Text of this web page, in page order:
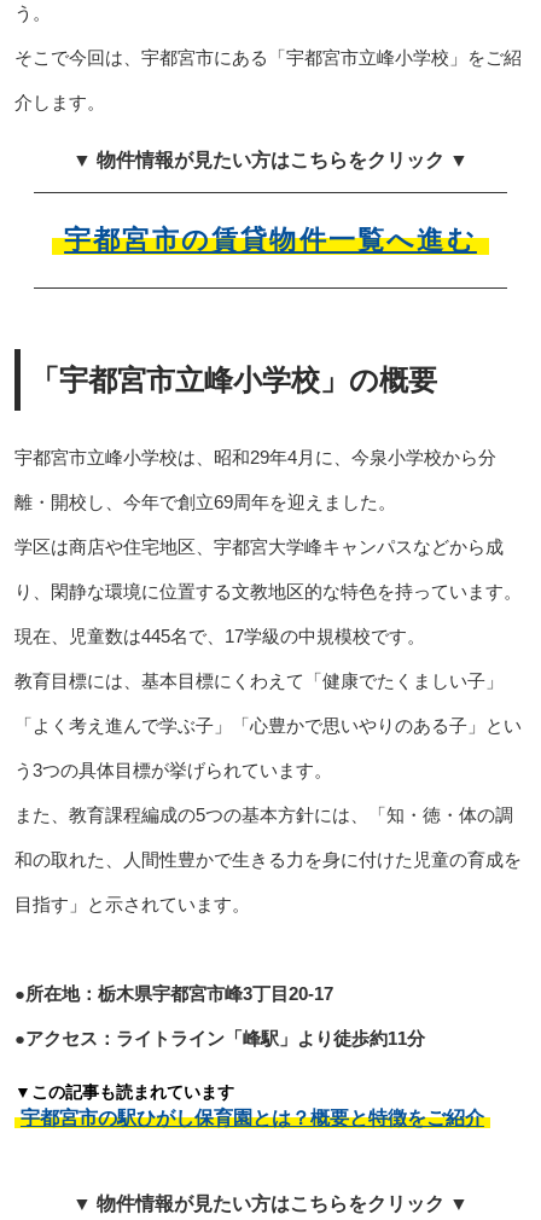
う。
そこで今回は、宇都宮市にある「宇都宮市立峰小学校」をご紹
介します。
▼ 物件情報が見たい方はこちらをクリック ▼
宇都宮市の賃貸物件一覧へ進む
「宇都宮市立峰小学校」の概要
宇都宮市立峰小学校は、昭和29年4月に、今泉小学校から分
離・開校し、今年で創立69周年を迎えました。
学区は商店や住宅地区、宇都宮大学峰キャンパスなどから成
り、閑静な環境に位置する文教地区的な特色を持っています。
現在、児童数は445名で、17学級の中規模校です。
教育目標には、基本目標にくわえて「健康でたくましい子」
「よく考え進んで学ぶ子」「心豊かで思いやりのある子」とい
う3つの具体目標が挙げられています。
また、教育課程編成の5つの基本方針には、「知・徳・体の調
和の取れた、人間性豊かで生きる力を身に付けた児童の育成を
目指す」と示されています。
●所在地：栃木県宇都宮市峰3丁目20-17
●アクセス：ライトライン「峰駅」より徒歩約11分
▼この記事も読まれています
宇都宮市の駅ひがし保育園とは？概要と特徴をご紹介
▼ 物件情報が見たい方はこちらをクリック ▼